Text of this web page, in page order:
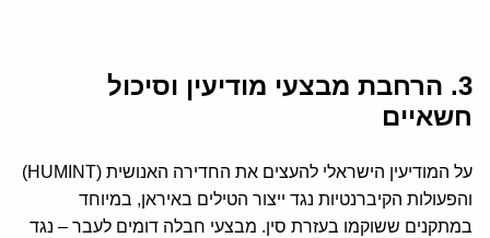
3. הרחבת מבצעי מודיעין וסיכול
חשאיים
על המודיעין הישראלי להעצים את החדירה האנושית (HUMINT)
והפעולות הקיברנטיות נגד ייצור הטילים באיראן, במיוחד
במתקנים ששוקמו בעזרת סין. מבצעי חבלה דומים לעבר – נגד